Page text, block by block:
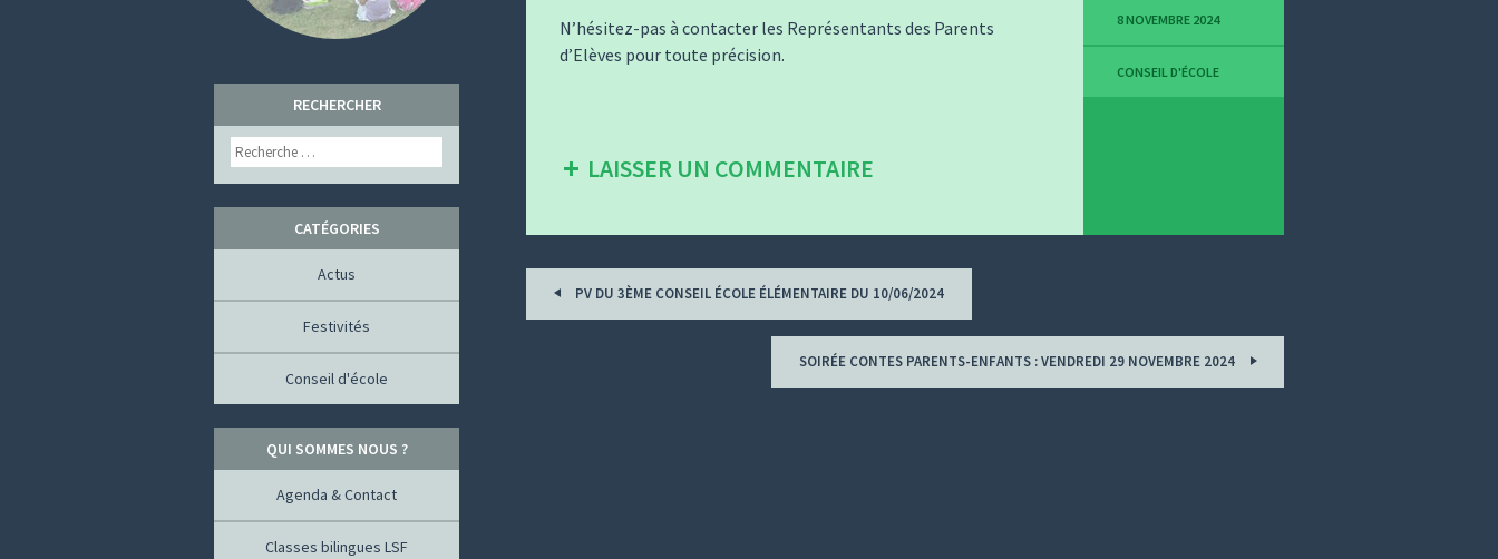
TO
CONTENT
N’hésitez-pas à contacter les Représentants des Parents
d’Elèves pour toute précision.
LAISSER UN COMMENTAIRE
8 NOVEMBRE 2024
CONSEIL D'ÉCOLE
TousPV DU 3ÈME CONSEIL ÉCOLE ÉLÉMENTAIRE DU 10/06/2024
SOIRÉE CONTES PARENTS-ENFANTS : VENDREDI 29 NOVEMBRE 2024
RECHERCHER
Search
CATÉGORIES
Actus
Festivités
Conseil d'école
QUI SOMMES NOUS ?
Agenda & Contact
Classes bilingues LSF